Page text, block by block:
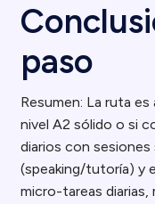
paso
Resumen: La ruta
nivel A2 sólido o si
diarios con sesiones
(speaking/tutoría) y
micro-tareas diarias,